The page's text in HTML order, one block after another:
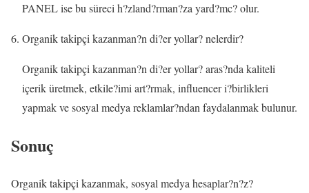
PANEL ise bu süreci h?zland?rman?za yard?mc? olur.
Organik takipçi kazanman?n di?er yollar? nelerdir?
Organik takipçi kazanman?n di?er yollar? aras?nda kaliteli
içerik üretmek, etkile?imi art?rmak, influencer i?birlikleri
yapmak ve sosyal medya reklamlar?ndan faydalanmak bulunur.
Sonuç
Organik takipçi kazanmak, sosyal medya hesaplar?n?z?